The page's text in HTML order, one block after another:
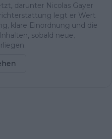
darunter Nicolas Gayer
legt er Wert
klare Einordnung und die
sobald neue,